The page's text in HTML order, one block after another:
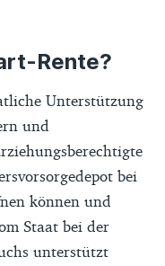
Rente?
Unterstützung
und
bei
können und
Staat bei der
unterstützt